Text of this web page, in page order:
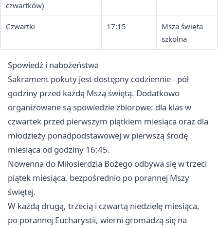
czwartków)
Czwartki 17:15
Msza święta
szkolna
Spowiedź i nabożeństwa
Sakrament pokuty jest dostępny codziennie - pół
godziny przed każdą Mszą świętą. Dodatkowo
organizowane są spowiedzie zbiorowe: dla klas w
czwartek przed pierwszym piątkiem miesiąca oraz dla
młodzieży ponadpodstawowej w pierwszą środę
miesiąca od godziny 16:45.
Nowenna do Miłosierdzia Bożego odbywa się w trzeci
piątek miesiąca, bezpośrednio po porannej Mszy
świętej.
W każdą drugą, trzecią i czwartą niedzielę miesiąca,
po porannej Eucharystii, wierni gromadzą się na